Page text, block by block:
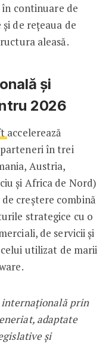
continuare de
de rețeaua de
aleasă.
și
2026
accelerează
în trei
Austria,
și Africa de Nord)
creștere combină
strategice cu o
de servicii și
utilizat de marii
internațională prin
adaptate
și